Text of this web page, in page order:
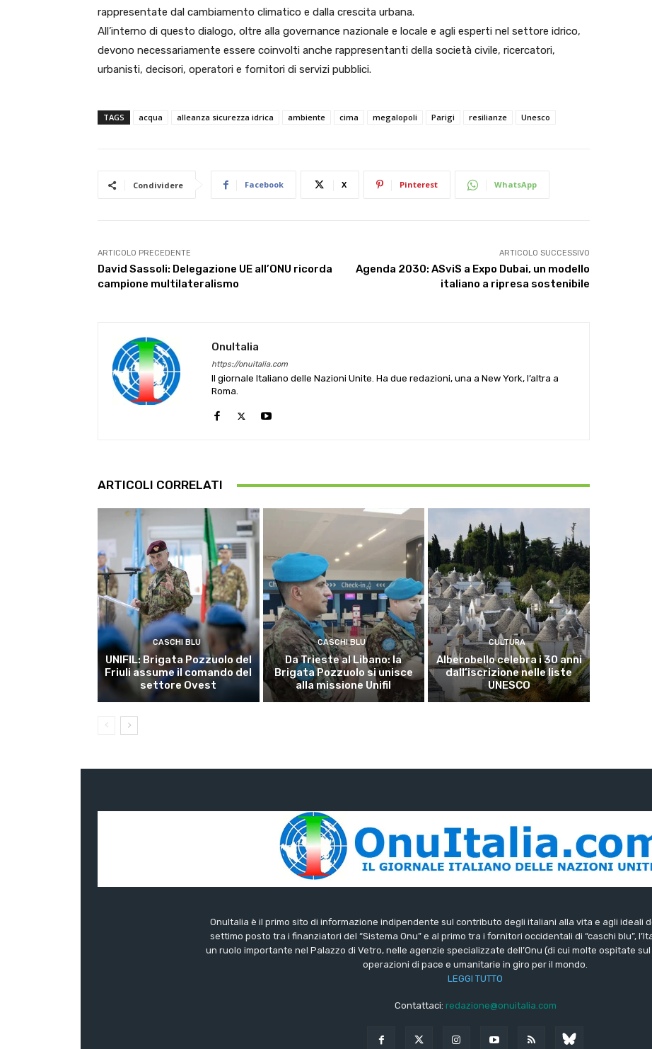
rappresentate dal cambiamento climatico e dalla crescita urbana.
All’interno di questo dialogo, oltre alla governance nazionale e locale e agli esperti nel settore idrico,
devono necessariamente essere coinvolti anche rappresentanti della società civile, ricercatori,
urbanisti, decisori, operatori e fornitori di servizi pubblici.
TAGS acqua alleanza sicurezza idrica ambiente cima megalopoli Parigi resilianze Unesco
Condividere Facebook X Pinterest WhatsApp
ARTICOLO PRECEDENTE
David Sassoli: Delegazione UE all’ONU ricorda
campione multilateralismo
ARTICOLO SUCCESSIVO
Agenda 2030: ASviS a Expo Dubai, un modello
italiano a ripresa sostenibile
OnuItalia
https://onuitalia.com
Il giornale Italiano delle Nazioni Unite. Ha due redazioni, una a New York, l’altra a
Roma.
ARTICOLI CORRELATI
CASCHI BLU
UNIFIL: Brigata Pozzuolo del
Friuli assume il comando del
settore Ovest
CASCHI BLU
Da Trieste al Libano: la
Brigata Pozzuolo si unisce
alla missione Unifil
CULTURA
Alberobello celebra i 30 anni
dall’iscrizione nelle liste
UNESCO
OnuItalia è il primo sito di informazione indipendente sul contributo degli italiani alla vita e agli ideali
settimo posto tra i finanziatori del “Sistema Onu” e al primo tra i fornitori occidentali di “caschi blu”,
un ruolo importante nel Palazzo di Vetro, nelle agenzie specializzate dell’Onu (di cui molte ospitate
operazioni di pace e umanitarie in giro per il mondo.
LEGGI TUTTO
Contattaci: redazione@onuitalia.com